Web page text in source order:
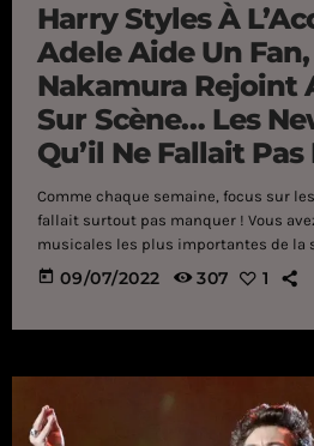
Harry Styles À
Adele Aide Un
Nakamura Rejoint
Sur Scène… Les
Qu’il Ne Fallait
Comme chaque semaine, focus sur
fallait surtout pas manquer ! Vous
musicales les plus importantes de la
panique, on a ce qu’il faut. Au
d’Harry Styles à l’Accor Arena de
today 09/07/2022 307 1